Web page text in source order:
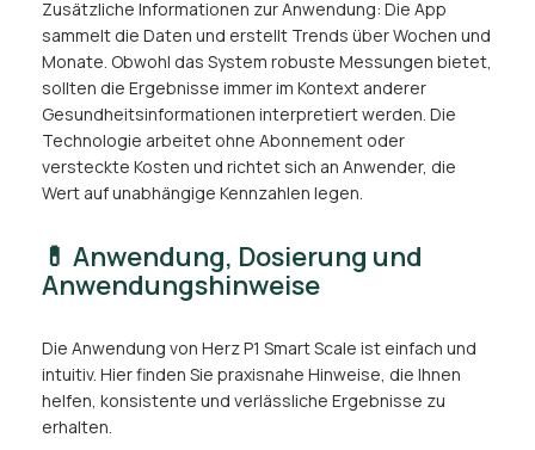
Zusätzliche Informationen zur Anwendung: Die App
sammelt die Daten und erstellt Trends über Wochen und
Monate. Obwohl das System robuste Messungen bietet,
sollten die Ergebnisse immer im Kontext anderer
Gesundheitsinformationen interpretiert werden. Die
Technologie arbeitet ohne Abonnement oder
versteckte Kosten und richtet sich an Anwender, die
Wert auf unabhängige Kennzahlen legen.
💊 Anwendung, Dosierung und
Anwendungshinweise
Die Anwendung von Herz P1 Smart Scale ist einfach und
intuitiv. Hier finden Sie praxisnahe Hinweise, die Ihnen
helfen, konsistente und verlässliche Ergebnisse zu
erhalten.